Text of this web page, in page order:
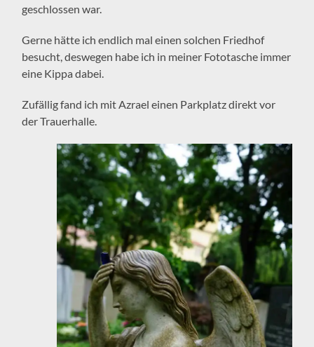
geschlossen war.
Gerne hätte ich endlich mal einen solchen Friedhof
besucht, deswegen habe ich in meiner Fototasche immer
eine Kippa dabei.
Zufällig fand ich mit Azrael einen Parkplatz direkt vor
der Trauerhalle.